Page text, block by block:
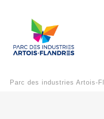
Parc des industries Artois-